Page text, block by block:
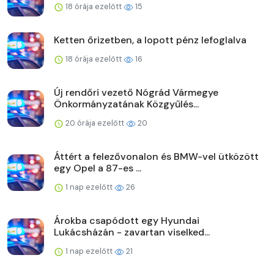
18 órája ezelőtt 15
Ketten őrizetben, a lopott pénz lefoglalva
18 órája ezelőtt 16
Új rendőri vezető Nógrád Vármegye
Önkormányzatának Közgyűlés...
20 órája ezelőtt 20
Áttért a felezővonalon és BMW-vel ütközött
egy Opel a 87-es ...
1 nap ezelőtt 26
Árokba csapódott egy Hyundai
Lukácsházán - zavartan viselked...
1 nap ezelőtt 21